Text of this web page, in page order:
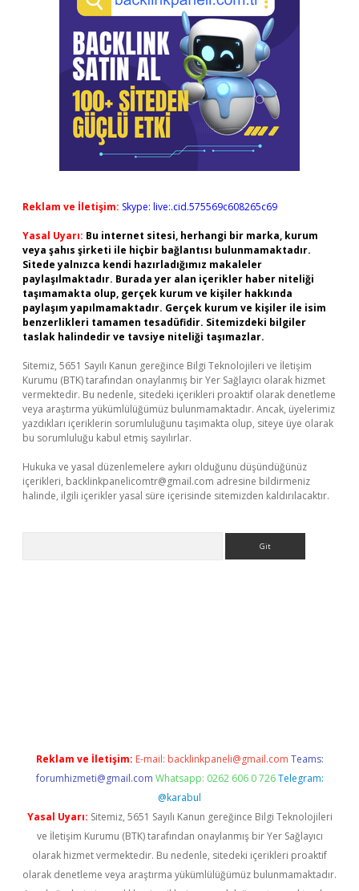
Reklam ve İletişim: Skype: live:.cid.575569c608265c69
Yasal Uyarı: Bu internet sitesi, herhangi bir marka, kurum
veya şahıs şirketi ile hiçbir bağlantısı bulunmamaktadır.
Sitede yalnızca kendi hazırladığımız makaleler
paylaşılmaktadır. Burada yer alan içerikler haber niteliği
taşımamakta olup, gerçek kurum ve kişiler hakkında
paylaşım yapılmamaktadır. Gerçek kurum ve kişiler ile isim
benzerlikleri tamamen tesadüfidir. Sitemizdeki bilgiler
taslak halindedir ve tavsiye niteliği taşımazlar.
Sitemiz, 5651 Sayılı Kanun gereğince Bilgi Teknolojileri ve İletişim
Kurumu (BTK) tarafından onaylanmış bir Yer Sağlayıcı olarak hizmet
vermektedir. Bu nedenle, sitedeki içerikleri proaktif olarak denetleme
veya araştırma yükümlülüğümüz bulunmamaktadır. Ancak, üyelerimiz
yazdıkları içeriklerin sorumluluğunu taşımakta olup, siteye üye olarak
bu sorumluluğu kabul etmiş sayılırlar.
Hukuka ve yasal düzenlemelere aykırı olduğunu düşündüğünüz
içerikleri, backlinkpanelicomtr@gmail.com adresine bildirmeniz
halinde, ilgili içerikler yasal süre içerisinde sitemizden kaldırılacaktır.
Reklam ve İletişim: E-mail: backlinkpaneli@gmail.com Teams:
forumhizmeti@gmail.com Whatsapp: 0262 606 0 726 Telegram:
@karabul
Yasal Uyarı: Sitemiz, 5651 Sayılı Kanun gereğince Bilgi Teknolojileri
ve İletişim Kurumu (BTK) tarafından onaylanmış bir Yer Sağlayıcı
olarak hizmet vermektedir. Bu nedenle, sitedeki içerikleri proaktif
olarak denetleme veya araştırma yükümlülüğümüz bulunmamaktadır.